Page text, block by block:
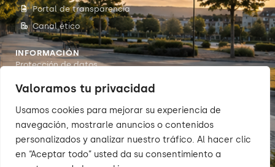
Valoramos tu privacidad
Usamos cookies para mejorar su experiencia de
navegación, mostrarle anuncios o contenidos
personalizados y analizar nuestro tráfico. Al hacer clic
en “Aceptar todo” usted da su consentimiento a
Portal de transparencia
Canal ético
INFORMACIÓN
Protección de datos
Aviso legal
Política de cookies